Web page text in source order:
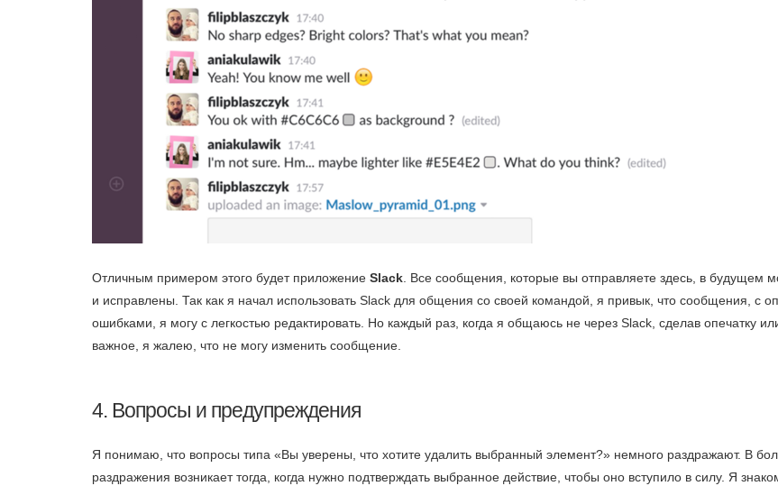
Отличным примером этого будет приложение Slack . Все сообщения, которые вы отправляете здесь, в будущем
и исправлены. Так как я начал использовать Slack для общения со своей командой, я привык, что сообщения, с
ошибками, я могу с легкостью редактировать. Но каждый раз, когда я общаюсь не через Slack, сделав опечатку
важное, я жалею, что не могу изменить сообщение.
4. Вопросы и предупреждения
Я понимаю, что вопросы типа «Вы уверены, что хотите удалить выбранный элемент?» немного раздражают. В
раздражения возникает тогда, когда нужно подтверждать выбранное действие, чтобы оно вступило в силу. Я